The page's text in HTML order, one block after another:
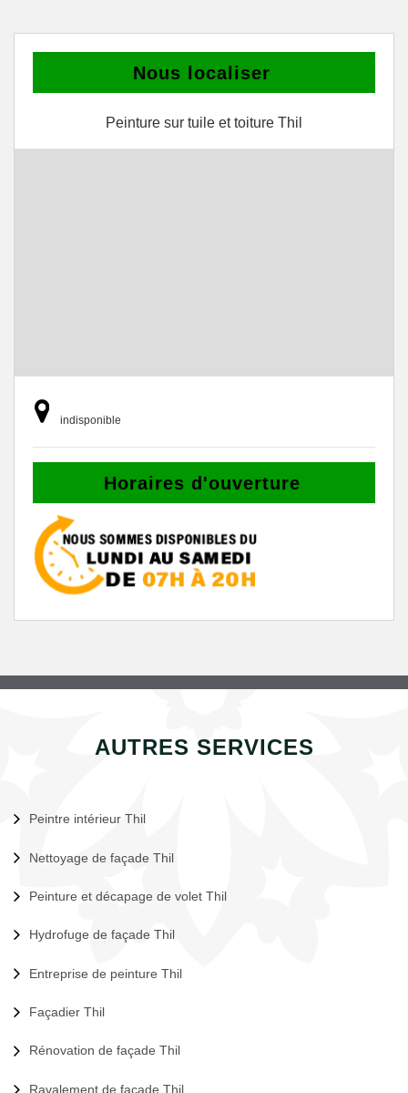
Nous localiser
Peinture sur tuile et toiture Thil
indisponible
Horaires d'ouverture
AUTRES SERVICES
Peintre intérieur Thil
Nettoyage de façade Thil
Peinture et décapage de volet Thil
Hydrofuge de façade Thil
Entreprise de peinture Thil
Façadier Thil
Rénovation de façade Thil
Ravalement de façade Thil